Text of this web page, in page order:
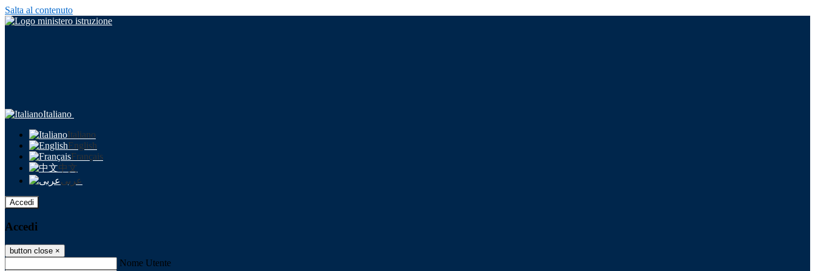
Salta al contenuto
Italiano
Italiano
English
Français
中文
عربى
Accedi
Accedi
button close ×
Nome Utente